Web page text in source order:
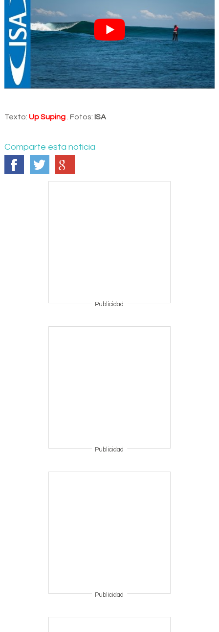
Texto: Up Suping. Fotos: ISA
Comparte esta noticia
Publicidad
Publicidad
Publicidad